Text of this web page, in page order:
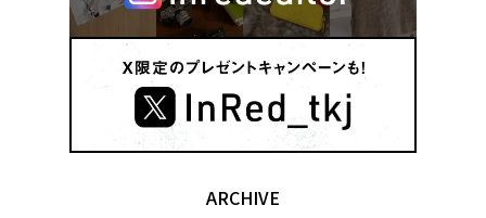
ARCHIVE